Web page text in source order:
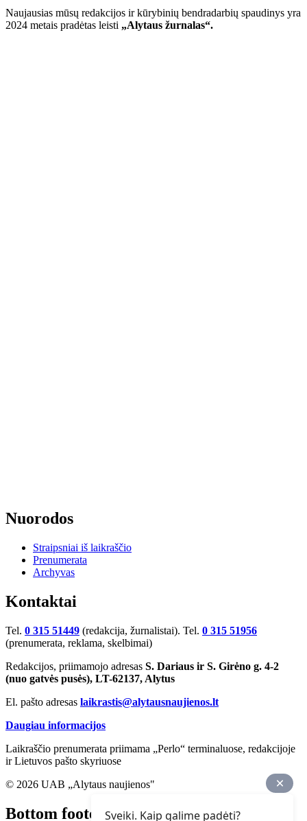
Naujausias mūsų redakcijos ir kūrybinių bendradarbių spaudinys yra
2024 metais pradėtas leisti „Alytaus žurnalas“.
Nuorodos
Straipsniai iš laikraščio
Prenumerata
Archyvas
Kontaktai
Tel. 0 315 51449 (redakcija, žurnalistai). Tel. 0 315 51956
(prenumerata, reklama, skelbimai)
Redakcijos, priimamojo adresas S. Dariaus ir S. Girėno g. 4-2
(nuo gatvės pusės), LT-62137, Alytus
El. pašto adresas laikrastis@alytausnaujienos.lt
Daugiau informacijos
Laikraščio prenumerata priimama „Perlo“ terminaluose, redakcijoje
ir Lietuvos pašto skyriuose
© 2026 UAB „Alytaus naujienos"
Bottom footer Sveiki. Kaip galime padėti?